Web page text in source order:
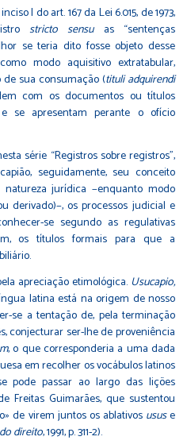
I do art. 167 da Lei 6.015, de 1973,
stricto sensuas “sentenças
se teria dito fosse objeto desse
modo aquisitivo extratabular,
de sua consumação (tituli adquirendi
com os documentos ou títulos
se apresentam perante o ofício
“Registros sobre registros”,
seguidamente, seu conceito
jurídica −enquanto modo
derivado)−, os processos judicial e
se segundo as regulativas
os títulos formais para que a
etimológica. Usucapio,
latina está na origem de nosso
se a tentação de, pela terminação
conjecturar ser-lhe de proveniência
, o que corresponderia a uma dada
em recolher os vocábulos latinos
pode passar ao largo das lições
Freitas Guimarães, que sustentou
de virem juntos os ablativos ususe
direito, 1991, p. 311-2).